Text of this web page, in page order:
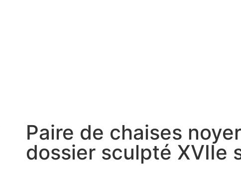
Paire de chaises noyer
dossier sculpté XVIIe